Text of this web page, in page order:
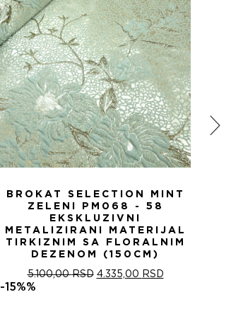
BROKAT SELECTION MINT
ZELENI PM068 - 58
EKSKLUZIVNI
METALIZIRANI MATERIJAL
TIRKIZNIM SA FLORALNIM
DEZENOM (150CM)
5.100,00RSD ОРИГИНАЛНА
4.335,00 RSDТРЕНУТНА
-15%%